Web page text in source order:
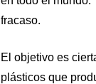
fracaso.
El objetivo es
plásticos que